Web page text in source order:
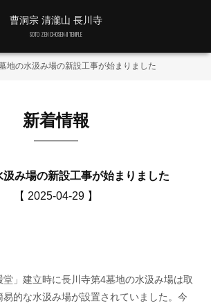
曹洞宗 清瀧山 長川寺
SOTO ZEN CHOSEN-JI TEMPLE
地の水汲み場の新設工事が始まりました
新着情報
汲み場の新設工事が始まりました
【 2025-04-29 】
」建立時に長川寺第4墓地の水汲み場は取
易的な水汲み場が設置されていました。今